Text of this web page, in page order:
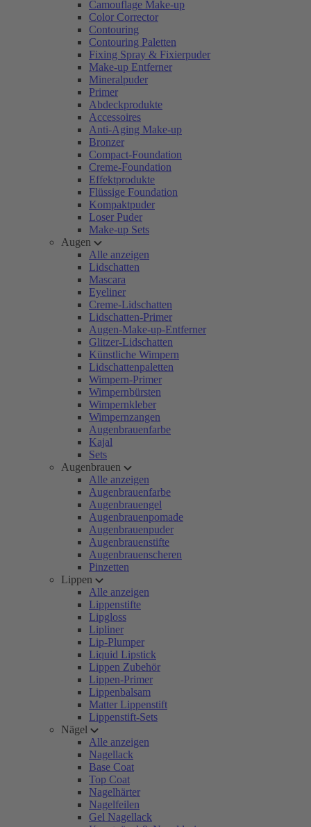
Camouflage Make-up
Color Corrector
Contouring
Contouring Paletten
Fixing Spray & Fixierpuder
Make-up Entferner
Mineralpuder
Primer
Abdeckprodukte
Accessoires
Anti-Aging Make-up
Bronzer
Compact-Foundation
Creme-Foundation
Effektprodukte
Flüssige Foundation
Kompaktpuder
Loser Puder
Make-up Sets
Augen
Alle anzeigen
Lidschatten
Mascara
Eyeliner
Creme-Lidschatten
Lidschatten-Primer
Augen-Make-up-Entferner
Glitzer-Lidschatten
Künstliche Wimpern
Lidschattenpaletten
Wimpern-Primer
Wimpernbürsten
Wimpernkleber
Wimpernzangen
Augenbrauenfarbe
Kajal
Sets
Augenbrauen
Alle anzeigen
Augenbrauenfarbe
Augenbrauengel
Augenbrauenpomade
Augenbrauenpuder
Augenbrauenstifte
Augenbrauenscheren
Pinzetten
Lippen
Alle anzeigen
Lippenstifte
Lipgloss
Lipliner
Lip-Plumper
Liquid Lipstick
Lippen Zubehör
Lippen-Primer
Lippenbalsam
Matter Lippenstift
Lippenstift-Sets
Nägel
Alle anzeigen
Nagellack
Base Coat
Top Coat
Nagelhärter
Nagelfeilen
Gel Nagellack